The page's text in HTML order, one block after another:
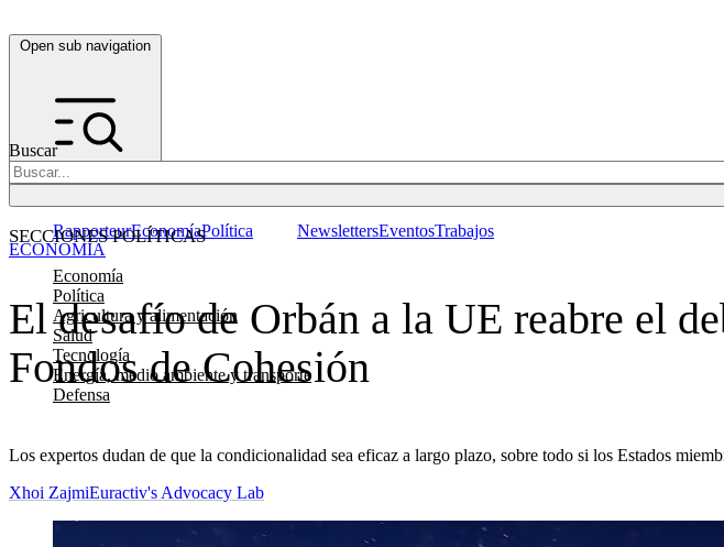
Open sub navigation
Buscar
SECCIONES POLÍTICAS
Economía
Política
Agricultura y alimentación
Salud
Tecnología
Energía, medio ambiente y transporte
Defensa
RapporteurEconomíaPolítica NewslettersEventosTrabajos
El desafío de Orbán a la UE reabre el
Fondos de Cohesión
Los expertos dudan de que la condicionalidad sea eficaz a largo plazo, sobre todo si los Estados
ECONOMÍA
Xhoi ZajmiEuractiv's Advocacy Lab